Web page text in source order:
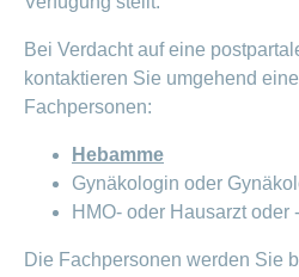
Bei Verdacht auf eine
kontaktieren Sie umgehend
Fachpersonen:
Hebamme
Gynäkologin oder
HMO- oder Hausarzt oder
Die Fachpersonen werden Sie